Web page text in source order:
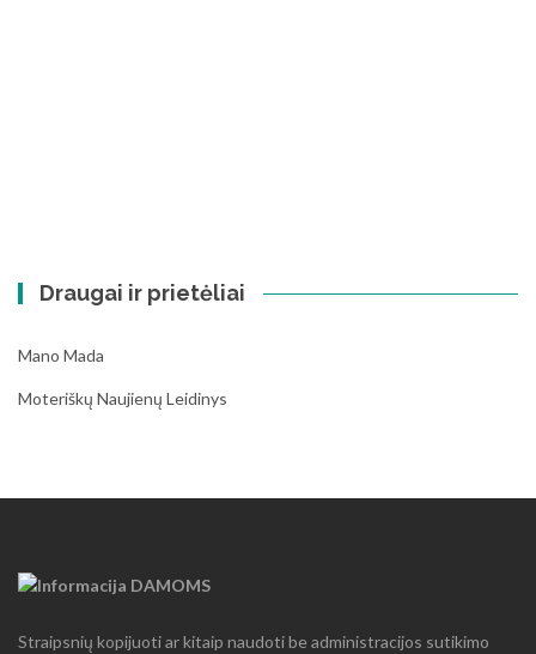
Draugai ir prietėliai
Mano Mada
Moteriškų Naujienų Leidinys
Straipsnių kopijuoti ar kitaip naudoti be administracijos sutikimo